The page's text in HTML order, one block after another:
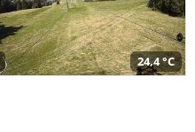
24,4 °C